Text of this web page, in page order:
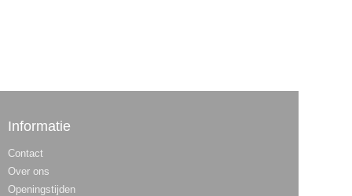
Informatie
Contact
Over ons
Openingstijden